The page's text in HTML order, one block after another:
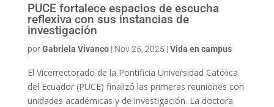
PUCE fortalece espacios de escucha
reflexiva con sus instancias de
investigación
porGabriela Vivanco| Nov 25, 2025 | Vida en campus
El Vicerrectorado de la Pontificia Universidad Católica
del Ecuador (PUCE) finalizó las primeras reuniones con
unidades académicas y de investigación. La doctora